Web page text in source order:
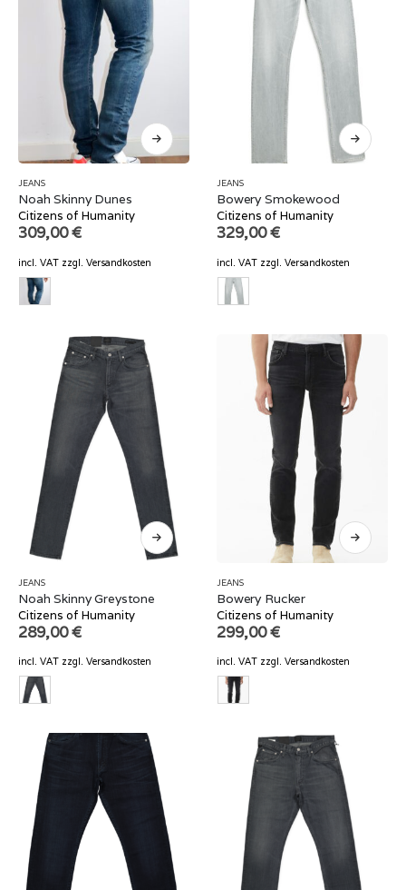
JEANS
Noah Skinny Dunes
Citizens of Humanity
309,00€
incl. VAT zzgl. Versandkosten
JEANS
Bowery Smokewood
Citizens of Humanity
329,00€
incl. VAT zzgl. Versandkosten
JEANS
Noah Skinny Greystone
Citizens of Humanity
289,00€
incl. VAT zzgl. Versandkosten
JEANS
Bowery Rucker
Citizens of Humanity
299,00€
incl. VAT zzgl. Versandkosten